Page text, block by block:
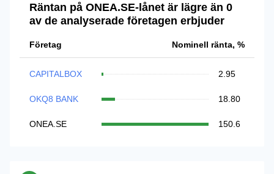
Räntan på ONEA.SE-lånet är lägre än 0
av de analyserade företagen erbjuder
Företag Nominell ränta, %
CAPITALBOX 2.95
OKQ8 BANK 18.80
ONEA.SE 150.6